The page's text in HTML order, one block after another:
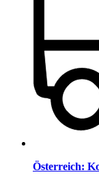
Österreich: